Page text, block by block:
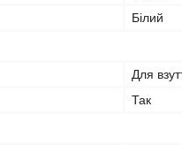
Білий
Для
Так